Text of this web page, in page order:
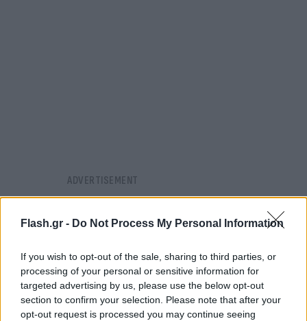
Flash.gr - Do Not Process My Personal Information
If you wish to opt-out of the sale, sharing to third parties, or
processing of your personal or sensitive information for
targeted advertising by us, please use the below opt-out
section to confirm your selection. Please note that after your
opt-out request is processed you may continue seeing